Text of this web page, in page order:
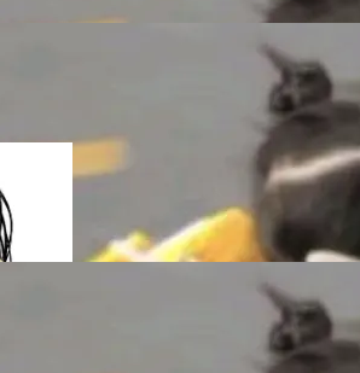
版 Linux 内核...
志着 Fluss 迈入新的发
实现其作为“AI版维基百
处于待处理状态。 Groki
位为由人工智能生成内
视为传统众包百科网站
Lawfare 调查发现，无论
面，均未出现近期更
的 Bean、写 R
、
注册 LocaleChangeInt
能看到第一行翻译文
。整个 i18n 模块围绕三
面增强 Iceberg：
INTO 与 Iceb
齐的，正是缺失的那一
基础上，Doris 进一步支